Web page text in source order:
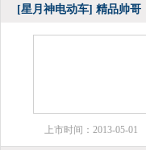
[星月神电动车] 精品帅哥
上市时间：2013-05-01